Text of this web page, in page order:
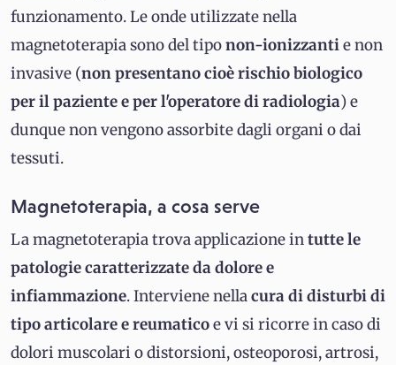
funzionamento. Le onde utilizzate nella
magnetoterapia sono del tiponon-ionizzantie non
invasive (non presentano cioè rischio biologico
per il paziente e per l'operatore di radiologia) e
dunque non vengono assorbite dagli organi o dai
tessuti.
Magnetoterapia, a cosa serve
La magnetoterapia trova applicazione intutte le
patologie caratterizzate da dolore e
infiammazione. Interviene nellacura di disturbi di
tipo articolare e reumaticoe vi si ricorre in caso di
dolori muscolari o distorsioni, osteoporosi, artrosi,